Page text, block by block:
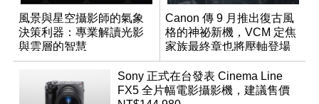
風景與星空攝影師的氣象
決策利器：專業解讀光影
與雲層的智慧
App「Atmos」登場
Canon 傳 9 月推出復古風
格的神祕新機，VCM 定焦
家族最終章也將壓軸登場
Sony 正式在台發表 Cinema Line
FX5 全片幅電影攝影機，建議售價